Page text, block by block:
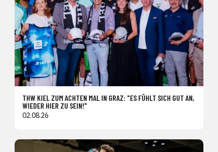
THW KIEL ZUM ACHTEN MAL IN GRAZ: "ES FÜHLT SICH GUT AN,
WIEDER HIER ZU SEIN!"
02.08.26